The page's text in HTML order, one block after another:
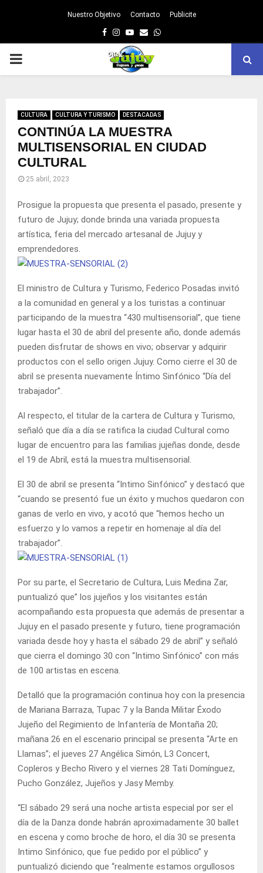
Nuestro Objetivo Contacto Publicite
Facebook
Instagram
Youtube
EmailWhatsapp
PRIMARY
CULTURA CULTURA Y TURISMO DESTACADAS
CONTINÚA LA MUESTRA
MULTISENSORIAL EN CIUDAD
CULTURAL
25 abril, 2023
Prosigue la propuesta que presenta el pasado, presente y
futuro de Jujuy; donde brinda una variada propuesta
artística, feria del mercado artesanal de Jujuy y
emprendedores.
El ministro de Cultura y Turismo, Federico Posadas invitó
a la comunidad en general y a los turistas a continuar
participando de la muestra “430 multisensorial”, que tiene
lugar hasta el 30 de abril del presente año, donde además
pueden disfrutar de shows en vivo; observar y adquirir
productos con el sello origen Jujuy. Como cierre el 30 de
abril se presenta nuevamente Íntimo Sinfónico “Día del
trabajador”.
Al respecto, el titular de la cartera de Cultura y Turismo,
señaló que día a día se ratifica la ciudad Cultural como
lugar de encuentro para las familias jujeñas donde, desde
el 19 de Abril, está la muestra multisensorial.
El 30 de abril se presenta “Intimo Sinfónico” y destacó que
“cuando se presentó fue un éxito y muchos quedaron con
ganas de verlo en vivo, y acotó que “hemos hecho un
esfuerzo y lo vamos a repetir en homenaje al día del
trabajador”.
Por su parte, el Secretario de Cultura, Luis Medina Zar,
puntualizó que” los jujeños y los visitantes están
acompañando esta propuesta que además de presentar a
Jujuy en el pasado presente y futuro, tiene programación
variada desde hoy y hasta el sábado 29 de abril” y señaló
que cierra el domingo 30 con “Intimo Sinfónico” con más
de 100 artistas en escena.
Detalló que la programación continua hoy con la presencia
de Mariana Barraza, Tupac 7 y la Banda Militar Éxodo
Jujeño del Regimiento de Infantería de Montaña 20;
mañana 26 en el escenario principal se presenta “Arte en
Llamas”; el jueves 27 Angélica Simón, L3 Concert,
Copleros y Becho Rivero y el viernes 28 Tati Domínguez,
Pucho González, Jujeños y Jasy Memby.
“El sábado 29 será una noche artista especial por ser el
día de la Danza donde habrán aproximadamente 30 ballet
en escena y como broche de horo, el día 30 se presenta
Intimo Sinfónico, que fue pedido por el público” y
puntualizó diciendo que “realmente estamos orgullosos